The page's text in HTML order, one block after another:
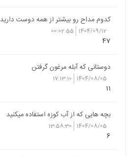
کدوم مداح رو بیشتر از همه دوست دارید
1404/09/12
00:02:55
47
دوستانی که آبله مرغون گرفتن
1404/08/05
17:13:10
11
بچه هایی که از آب کوزه استفاده میکنید
1404/08/05
13:58:30
6